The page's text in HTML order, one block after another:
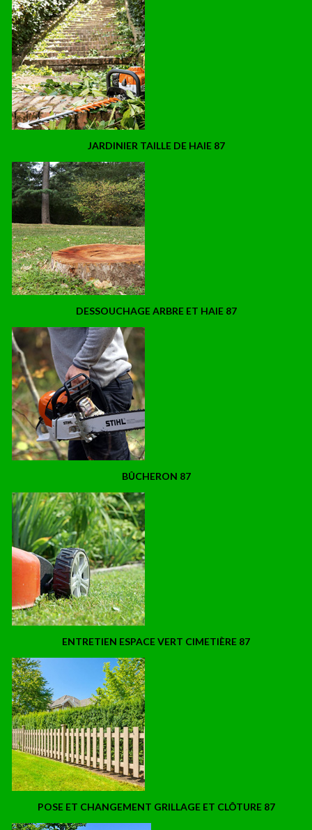
JARDINIER TAILLE DE HAIE 87
DESSOUCHAGE ARBRE ET HAIE 87
BÛCHERON 87
ENTRETIEN ESPACE VERT CIMETIÈRE 87
POSE ET CHANGEMENT GRILLAGE ET CLÔTURE 87